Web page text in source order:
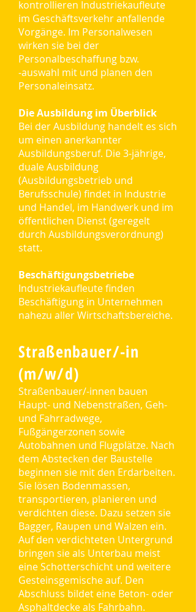
kontrollieren Industriekaufleute
im Geschäftsverkehr anfallende
Vorgänge. Im Personalwesen
wirken sie bei der
Personalbeschaffung bzw.
‑auswahl mit und planen den
Personaleinsatz.
Die Ausbildung im Überblick
Bei der Ausbildung handelt es sich
um einen anerkannter
Ausbildungsberuf. Die 3-jährige,
duale Ausbildung
(Ausbildungsbetrieb und
Berufsschule) findet in Industrie
und Handel, im Handwerk und im
öffentlichen Dienst (geregelt
durch Ausbildungsverordnung)
statt.
Beschäftigungsbetriebe
Industriekaufleute finden
Beschäftigung in Unternehmen
nahezu aller Wirtschaftsbereiche.
Straßenbauer/-in
(m/w/d)
Straßenbauer/-innen bauen
Haupt- und Nebenstraßen, Geh-
und Fahrradwege,
Fußgängerzonen sowie
Autobahnen und Flugplätze. Nach
dem Abstecken der Baustelle
beginnen sie mit den Erdarbeiten.
Sie lösen Bodenmassen,
transportieren, planieren und
verdichten diese. Dazu setzen sie
Bagger, Raupen und Walzen ein.
Auf den verdichteten Untergrund
bringen sie als Unterbau meist
eine Schotterschicht und weitere
Gesteinsgemische auf. Den
Abschluss bildet eine Beton- oder
Asphaltdecke als Fahrbahn.